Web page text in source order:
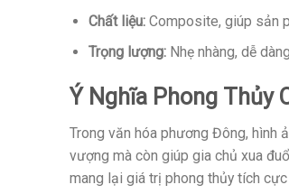
Chất liệu:Composite, giúp sản
Trọng lượng:Nhẹ nhàng, dễ
Ý Nghĩa Phong Thủy
Trong văn hóa phương Đông, hình
vượng mà còn giúp gia chủ xua
mang lại giá trị phong thủy tích